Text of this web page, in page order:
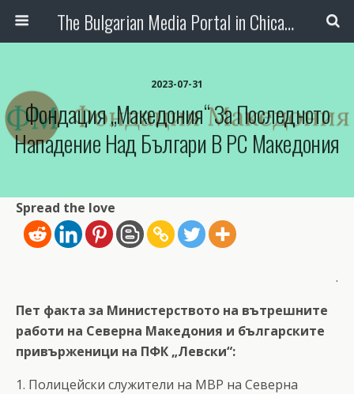
The Bulgarian Media Portal in Chicago
2023-07-31
Фондация „Македония“ За Последното
Нападение Над Българи В РС Македония
Spread the love
.
Пет факта за Министерството на вътрешните
работи на Северна Македония и българските
привърженици на ПФК „Левски“:
1. Полицейски служители на МВР на Северна